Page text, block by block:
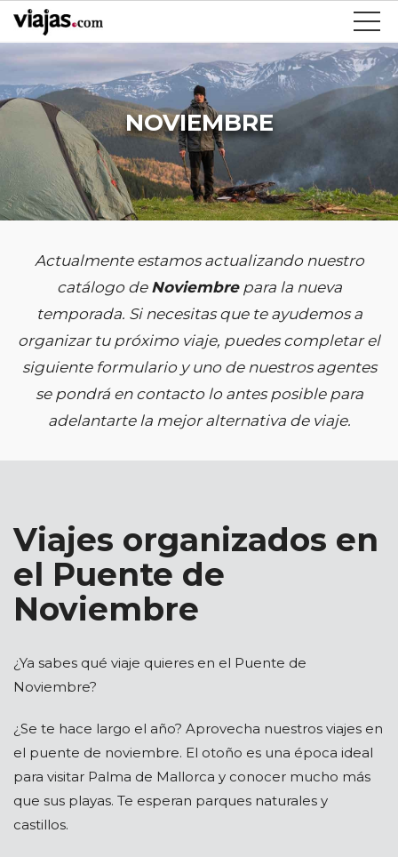
NOVIEMBRE
Actualmente estamos actualizando nuestro
catálogo de Noviembrepara la nueva
temporada. Si necesitas que te ayudemos a
organizar tu próximo viaje, puedes completar el
siguiente formulario y uno de nuestros agentes
se pondrá en contacto lo antes posible para
adelantarte la mejor alternativa de viaje.
Viajes organizados en
el Puente de
Noviembre
¿Ya sabes qué viaje quieres en el Puente de
Noviembre?
¿Se te hace largo el año? Aprovecha nuestros viajes en
el puente de noviembre. El otoño es una época ideal
para visitar Palma de Mallorca y conocer mucho más
que sus playas. Te esperan parques naturales y
castillos.